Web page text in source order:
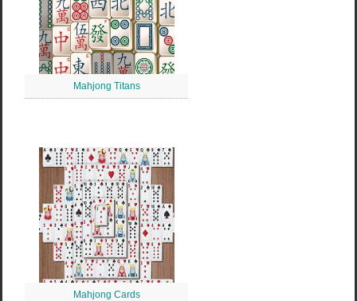
Mahjong Titans
Mahjong Cards